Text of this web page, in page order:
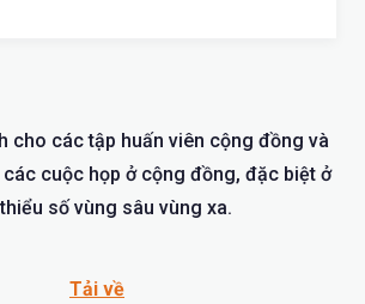
cho các tập huấn viên cộng đồng và
cuộc họp ở cộng đồng, đặc biệt ở
số vùng sâu vùng xa.
Tải về